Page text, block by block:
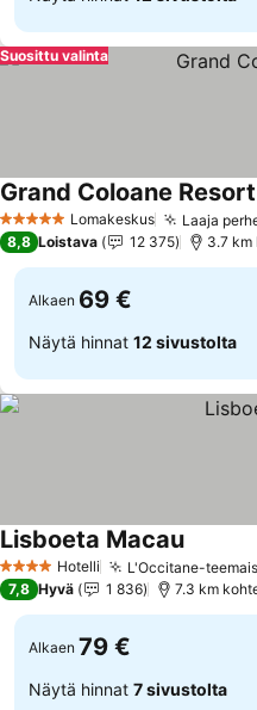
Suosittu valinta
5 TähtiluokitusLomakeskus Laaja
Grand Coloane Resort
8,8 Loistava 12 375 3.7 km
Alkaen 69 €
Näytä hinnat 12 sivustolta
4 Tähtiluokitus
Hotelli L'Occitane-
Lisboeta Macau
7,8 Hyvä 1 836 7.3 km
Alkaen 79 €
Näytä hinnat 7 sivustolta